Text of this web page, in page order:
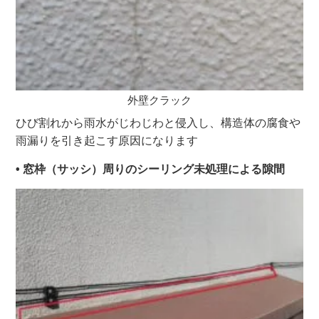
外壁クラック
ひび割れから雨水がじわじわと侵入し、構造体の腐食や
雨漏りを引き起こす原因になります
• 窓枠（サッシ）周りのシーリング未処理による隙間